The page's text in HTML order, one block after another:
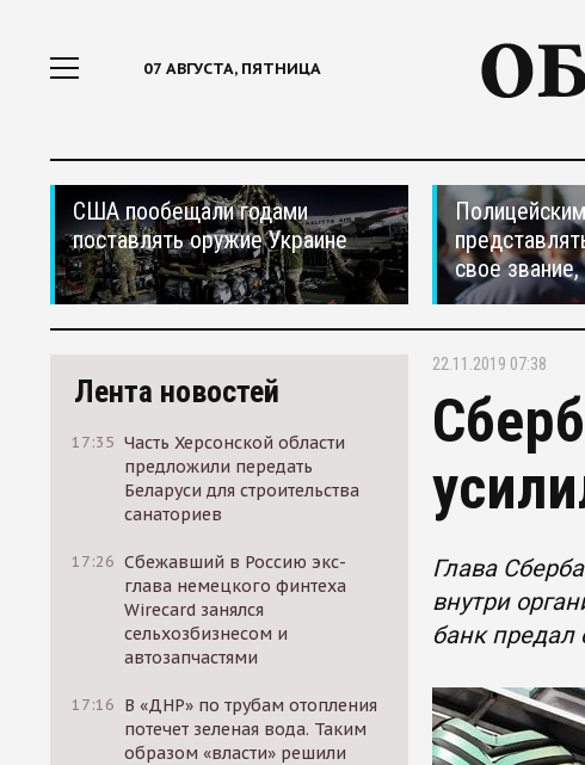
07 АВГУСТА, ПЯТНИЦА
США пообещали годами
поставлять оружие Украине
свое
Лента новостей
17:35 Часть Херсонской области
предложили передать
Беларуси для строительства
санаториев
17:26 Сбежавший в Россию экс-
глава немецкого финтеха
Wirecard занялся
сельхозбизнесом и
автозапчастями
17:16 В «ДНР» по трубам отопления
потечет зеленая вода. Таким
образом «власти» решили
22.11.2019 07:38
Глава
внутри
банк предал